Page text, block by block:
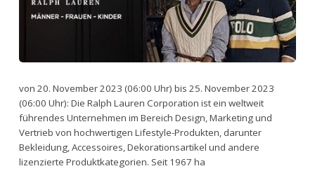
von 20. November 2023 (06:00 Uhr) bis 25. November 2023
(06:00 Uhr): Die Ralph Lauren Corporation ist ein weltweit
führendes Unternehmen im Bereich Design, Marketing und
Vertrieb von hochwertigen Lifestyle-Produkten, darunter
Bekleidung, Accessoires, Dekorationsartikel und andere
lizenzierte Produktkategorien. Seit 1967 ha